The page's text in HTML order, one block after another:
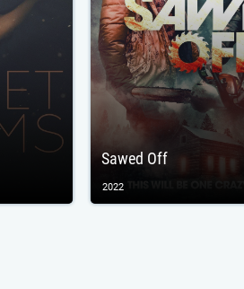
Sawed Off
2022